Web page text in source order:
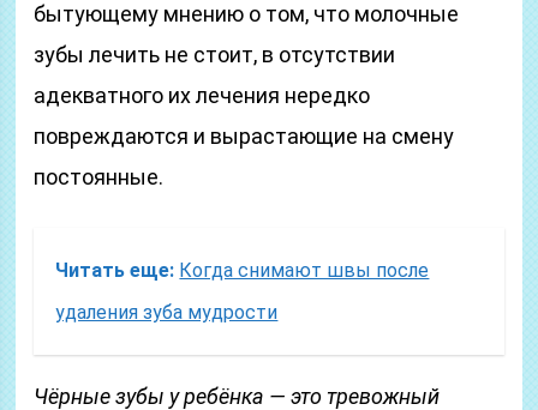
бытующему мнению о том, что молочные
зубы лечить не стоит, в отсутствии
адекватного их лечения нередко
повреждаются и вырастающие на смену
постоянные.
Читать еще: Когда снимают швы после
удаления зуба мудрости
Чёрные зубы у ребёнка — это тревожный